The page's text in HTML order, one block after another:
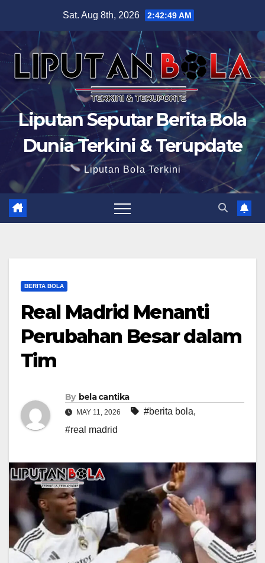
content
Sat. Aug 8th, 2026 2:42:50 AM
Liputan Seputar Berita Bola
Dunia Terkini & Terupdate
Liputan Bola Terkini
BERITA BOLA
Real Madrid Menanti
Perubahan Besar dalam
Tim
By bela cantika
MAY 11, 2026 #berita bola,
#real madrid